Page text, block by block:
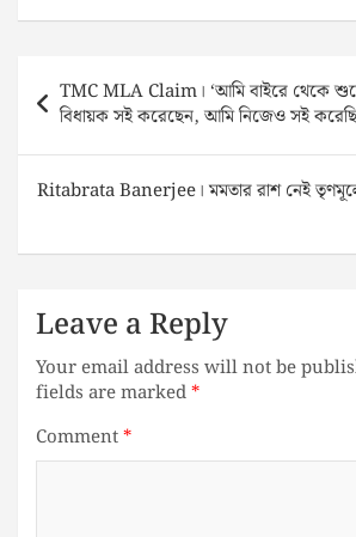
navigation
TMC MLA Claim। ‘আমি বাইরে থেকে
বিধায়ক সই করেছেন, আমি নিজেও সই
Ritabrata Banerjee। মমতার রাশ নেই
Leave a Reply
Your email address will not be
fields are marked*
Comment*